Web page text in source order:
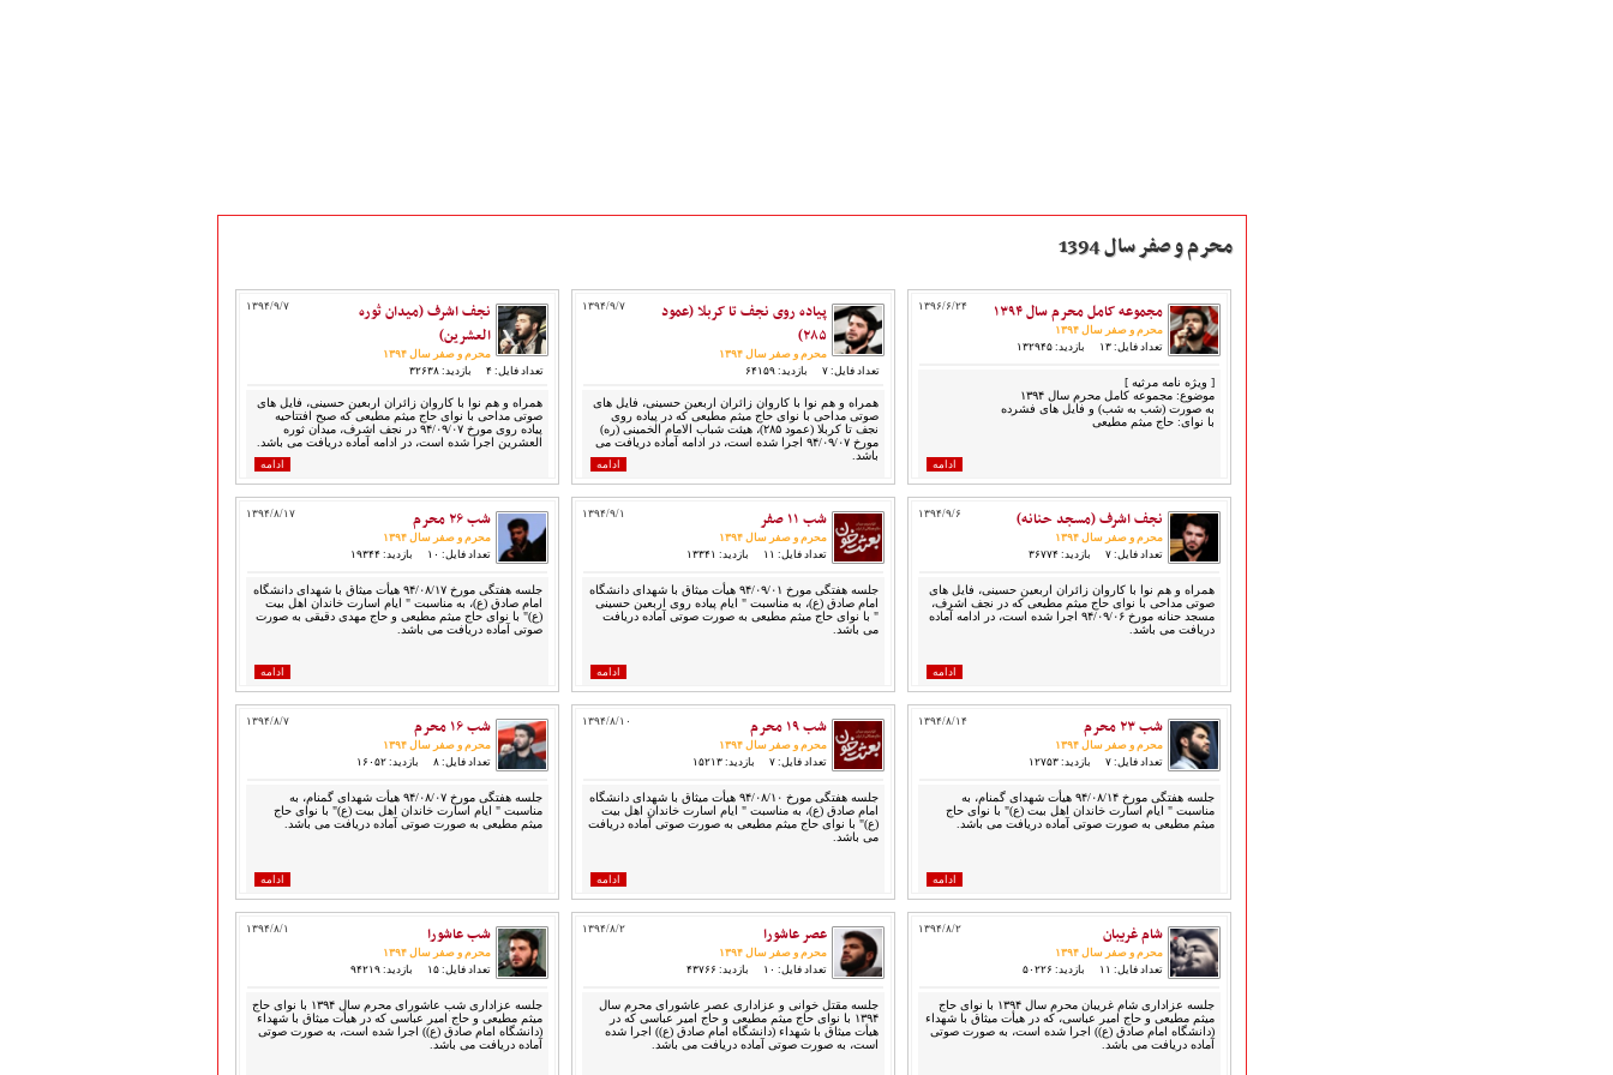
محرم و صفر سال 1394
۱۳۹۶/۶/۲۴ مجموعه کامل محرم سال ۱۳۹۴
محرم و صفر سال ۱۳۹۴
تعداد فایل: ۱۳
بازدید: ۱۳۲۹۴۵
[ ویژه نامه مرثیه ]
موضوع: مجموعه کامل محرم سال ۱۳۹۴
به صورت (شب به شب) و فایل های فشرده
با نوای: حاج میثم مطیعی
ادامه
۱۳۹۴/۹/۷
پیاده روی نجف تا کربلا (عمود
۲۸۵)
محرم و صفر سال ۱۳۹۴
تعداد فایل: ۷
بازدید: ۶۴۱۵۹
همراه و هم نوا با کاروان زائران اربعین حسینی، فایل های
صوتی مداحی با نوای حاج میثم مطیعی که در پیاده روی
نجف تا کربلا (عمود ۲۸۵)، هیئت شباب‌ الامام الخمینی (ره)
مورخ ۹۴/۰۹/۰۷ اجرا شده است، در ادامه آماده دریافت می
باشد.
ادامه
۱۳۹۴/۹/۷
نجف اشرف (میدان ثوره
العشرین)
محرم و صفر سال ۱۳۹۴
تعداد فایل: ۴
بازدید: ۳۲۶۳۸
همراه و هم نوا با کاروان زائران اربعین حسینی، فایل های
صوتی مداحی با نوای حاج میثم مطیعی که صبح افتتاحیه
پیاده روی مورخ ۹۴/۰۹/۰۷ در نجف اشرف، میدان ثوره
العشرین اجرا شده است، در ادامه آماده دریافت می باشد.
ادامه
۱۳۹۴/۹/۶ نجف اشرف (مسجد حنانه)
محرم و صفر سال ۱۳۹۴
تعداد فایل: ۷
بازدید: ۳۶۷۷۴
همراه و هم نوا با کاروان زائران اربعین حسینی، فایل های
صوتی مداحی با نوای حاج میثم مطیعی که در نجف اشرف،
مسجد حنانه مورخ ۹۴/۰۹/۰۶ اجرا شده است، در ادامه آماده
دریافت می باشد.
ادامه
۱۳۹۴/۹/۱ شب ۱۱ صفر
محرم و صفر سال ۱۳۹۴
تعداد فایل: ۱۱
بازدید: ۱۳۳۴۱
جلسه هفتگی مورخ ۹۴/۰۹/۰۱ هیأت میثاق با شهدای دانشگاه
امام صادق (ع)، به مناسبت " ایام پیاده روی اربعین حسینی
" با نوای حاج میثم مطیعی به صورت صوتی آماده دریافت
می باشد.
ادامه
۱۳۹۴/۸/۱۷ شب ۲۶ محرم
محرم و صفر سال ۱۳۹۴
تعداد فایل: ۱۰
بازدید: ۱۹۳۴۴
جلسه هفتگی مورخ ۹۴/۰۸/۱۷ هیأت میثاق با شهدای دانشگاه
امام صادق (ع)، به مناسبت " ایام اسارت خاندان اهل بیت
(ع)" با نوای حاج میثم مطیعی و حاج مهدی دقیقی به صورت
صوتی آماده دریافت می باشد.
ادامه
۱۳۹۴/۸/۱۴ شب ۲۳ محرم
محرم و صفر سال ۱۳۹۴
تعداد فایل: ۷
بازدید: ۱۲۷۵۳
جلسه هفتگی مورخ ۹۴/۰۸/۱۴ هیأت شهدای گمنام، به
مناسبت " ایام اسارت خاندان اهل بیت (ع)" با نوای حاج
میثم مطیعی به صورت صوتی آماده دریافت می باشد.
ادامه
۱۳۹۴/۸/۱۰ شب ۱۹ محرم
محرم و صفر سال ۱۳۹۴
تعداد فایل: ۷
بازدید: ۱۵۲۱۳
جلسه هفتگی مورخ ۹۴/۰۸/۱۰ هیأت میثاق با شهدای دانشگاه
امام صادق (ع)، به مناسبت " ایام اسارت خاندان اهل بیت
(ع)" با نوای حاج میثم مطیعی به صورت صوتی آماده دریافت
می باشد.
ادامه
۱۳۹۴/۸/۷ شب ۱۶ محرم
محرم و صفر سال ۱۳۹۴
تعداد فایل: ۸
بازدید: ۱۶۰۵۲
جلسه هفتگی مورخ ۹۴/۰۸/۰۷ هیأت شهدای گمنام، به
مناسبت " ایام اسارت خاندان اهل بیت (ع)" با نوای حاج
میثم مطیعی به صورت صوتی آماده دریافت می باشد.
ادامه
۱۳۹۴/۸/۲ شام غریبان
محرم و صفر سال ۱۳۹۴
تعداد فایل: ۱۱
بازدید: ۵۰۲۲۶
جلسه عزاداری شام غریبان محرم سال ۱۳۹۴ با نوای حاج
میثم مطیعی و حاج امیر عباسی، که در هیأت میثاق با شهداء
(دانشگاه امام صادق (ع)) اجرا شده است، به صورت صوتی
آماده دریافت می باشد.
۱۳۹۴/۸/۲ عصر عاشورا
محرم و صفر سال ۱۳۹۴
تعداد فایل: ۱۰
بازدید: ۴۳۷۶۶
جلسه مقتل خوانی و عزاداری عصر عاشورای محرم سال
۱۳۹۴ با نوای حاج میثم مطیعی و حاج امیر عباسی که در
هیأت میثاق با شهداء (دانشگاه امام صادق (ع)) اجرا شده
است، به صورت صوتی آماده دریافت می باشد.
۱۳۹۴/۸/۱ شب عاشورا
محرم و صفر سال ۱۳۹۴
تعداد فایل: ۱۵
بازدید: ۹۴۲۱۹
جلسه عزاداری شب عاشورای محرم سال ۱۳۹۴ با نوای حاج
میثم مطیعی و حاج امیر عباسی که در هیأت میثاق با شهداء
(دانشگاه امام صادق (ع)) اجرا شده است، به صورت صوتی
آماده دریافت می باشد.